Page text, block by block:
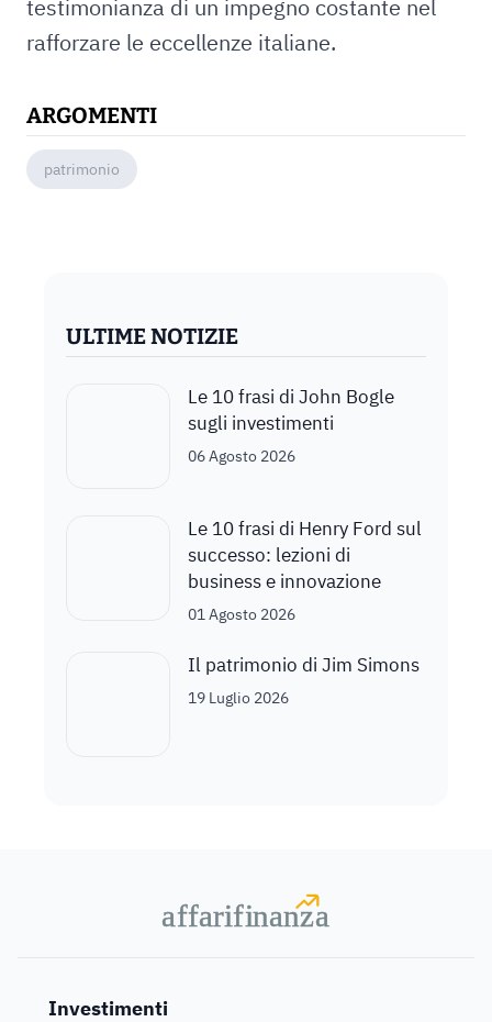
testimonianza di un impegno costante nel
rafforzare le eccellenze italiane.
ARGOMENTI
patrimonio
ULTIME NOTIZIE
Le 10 frasi di John Bogle
sugli investimenti
06 Agosto 2026
Le 10 frasi di Henry Ford sul
successo: lezioni di
business e innovazione
01 Agosto 2026
Il patrimonio di Jim Simons
19 Luglio 2026
affarifinanza
affarifinanza
Investimenti